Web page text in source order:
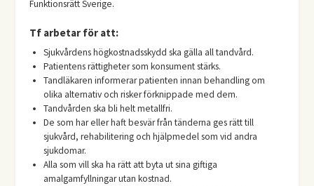
Funktionsrätt Sverige.
Tf arbetar för att:
Sjukvårdens högkostnadsskydd ska gälla all tandvård.
Patientens rättigheter som konsument stärks.
Tandläkaren informerar patienten innan behandling om
olika alternativ och risker förknippade med dem.
Tandvården ska bli helt metallfri.
De som har eller haft besvär från tänderna ges rätt till
sjukvård, rehabilitering och hjälpmedel som vid andra
sjukdomar.
Alla som vill ska ha rätt att byta ut sina giftiga
amalgamfyllningar utan kostnad.